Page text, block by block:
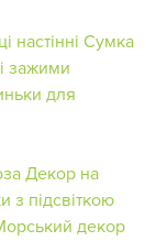
настінні Сумка
зажими
для
Декор на
з підсвіткою
декор